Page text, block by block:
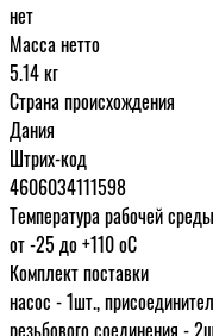
нет
Масса нетто
5.14 кг
Страна происхождения
Дания
Штрих-код
4606034111598
Температура рабочей среды
от -25 до +110 oC
Комплект поставки
насос - 1шт.,
резьбового соединения -